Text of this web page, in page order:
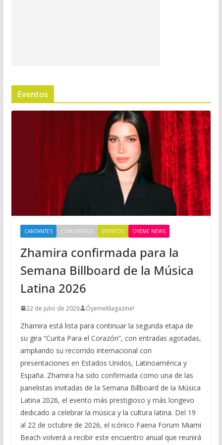
Eventos
CANTANTES CONCIERTOS EVENTOS OYEME NEWS
Zhamira confirmada para la
Semana Billboard de la Música
Latina 2026
22 de julio de 2026 ÓyemeMagazine!
Zhamira está lista para continuar la segunda etapa de
su gira “Curita Para el Corazón”, con entradas agotadas,
ampliando su recorrido internacional con
presentaciones en Estados Unidos, Latinoamérica y
España. Zhamira ha sido confirmada como una de las
panelistas invitadas de la Semana Billboard de la Música
Latina 2026, el evento más prestigioso y más longevo
dedicado a celebrar la música y la cultura latina. Del 19
al 22 de octubre de 2026, el icónico Faena Forum Miami
Beach volverá a recibir este encuentro anual que reunirá